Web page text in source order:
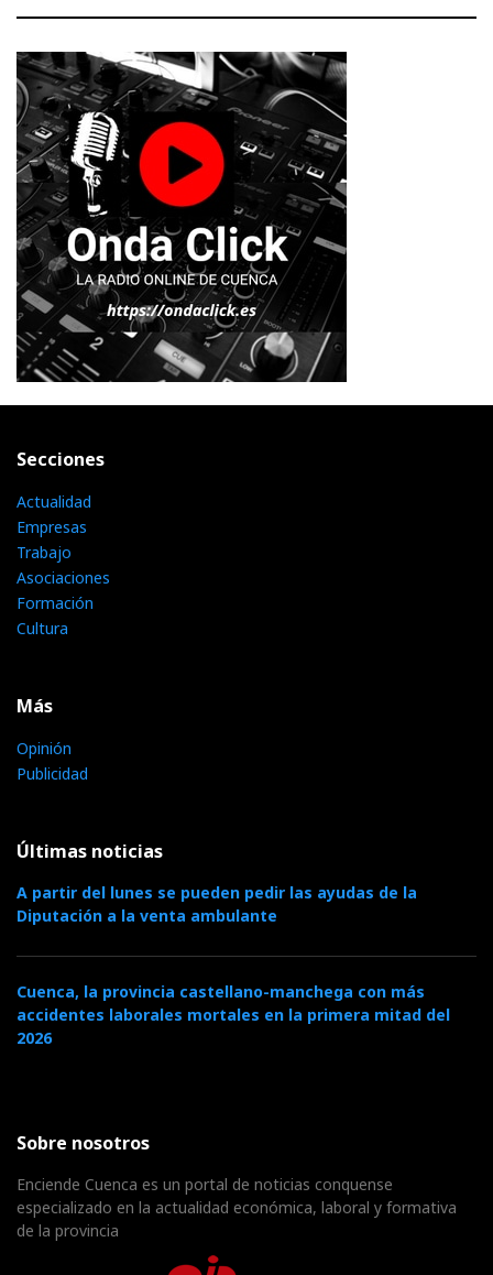
Secciones
Actualidad
Empresas
Trabajo
Asociaciones
Formación
Cultura
Más
Opinión
Publicidad
Últimas noticias
A partir del lunes se pueden pedir las ayudas de la
Diputación a la venta ambulante
Cuenca, la provincia castellano-manchega con más
accidentes laborales mortales en la primera mitad del
2026
Sobre nosotros
Enciende Cuenca es un portal de noticias conquense
especializado en la actualidad económica, laboral y formativa
de la provincia